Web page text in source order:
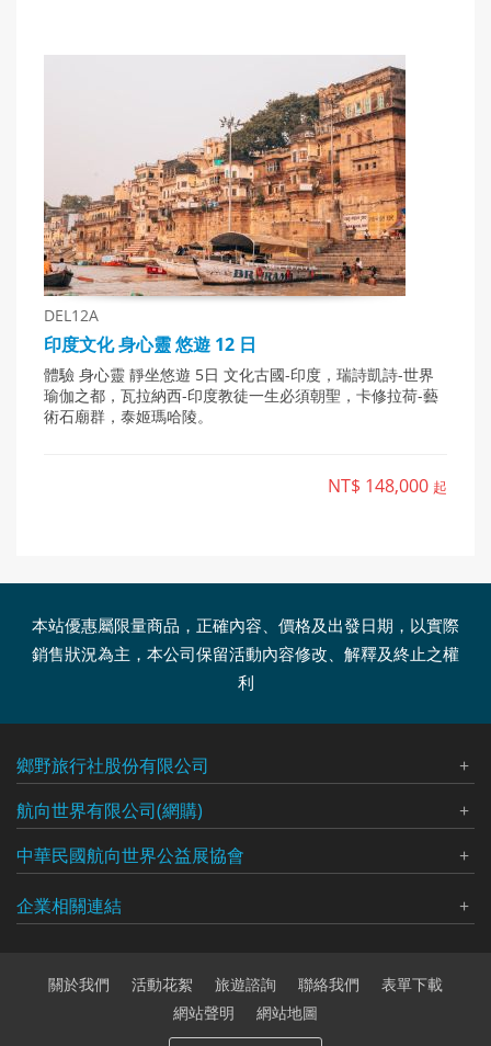
DEL12A
印度文化 身心靈 悠遊 12 日
體驗 身心靈 靜坐悠遊 5日 文化古國-印度，瑞詩凱詩-世界
瑜伽之都，瓦拉納西-印度教徒一生必須朝聖，卡修拉荷-藝
術石廟群，泰姬瑪哈陵。
NT$ 148,000 起
本站優惠屬限量商品，正確內容、價格及出發日期，以實際
銷售狀況為主，本公司保留活動內容修改、解釋及終止之權
利
鄉野旅行社股份有限公司
代表人：張永勝
聯絡人：曾玟娸
統一編號：03417207
交觀甲：015800
電話：02-7741-5198、02-2508-2112
台北巿中山區南京東路三段215號5樓
航向世界有限公司(網購)
代表人：曾玟娸
統一編號：90476224
電話：02-7741-5198
中華民國航向世界公益展協會
代表人：李小萍
聯絡人：曾玟娸
傳真：02-2508-4915
台北巿中山區南京東路三段215號5樓
企業相關連結
大地文創攝影協會
中華民國航向世界公益發展協會
關於我們 活動花絮 旅遊諮詢 聯絡我們
表單下載
網站聲明
網站地圖